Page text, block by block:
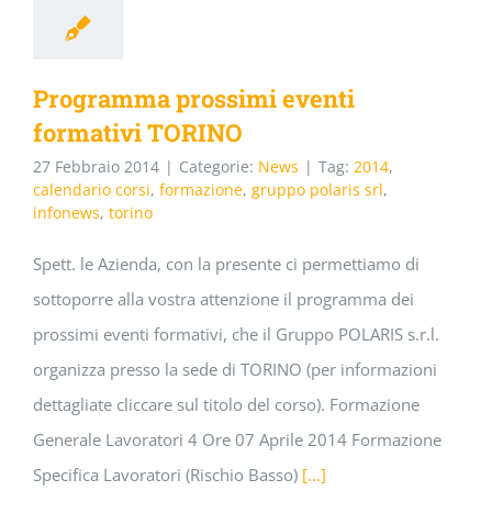
Programma prossimi eventi
formativi TORINO
27 Febbraio 2014 | Categorie: News | Tag: 2014,
calendario corsi, formazione, gruppo polaris srl,
infonews, torino
Spett. le Azienda, con la presente ci permettiamo di
sottoporre alla vostra attenzione il programma dei
prossimi eventi formativi, che il Gruppo POLARIS s.r.l.
organizza presso la sede di TORINO (per informazioni
dettagliate cliccare sul titolo del corso). Formazione
Generale Lavoratori 4 Ore 07 Aprile 2014 Formazione
Specifica Lavoratori (Rischio Basso) [...]